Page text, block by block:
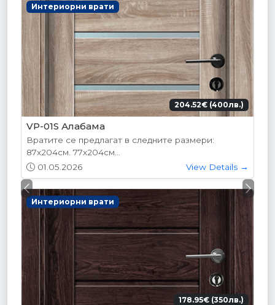
Интериорни врати
204.52€ (400лв.)
VP-01S Алабама
Вратите се предлагат в следните размери:
87х204см. 77х204см...
01.05.2026
View Details →
Интериорни врати
178.95€ (350лв.)
Previous Next